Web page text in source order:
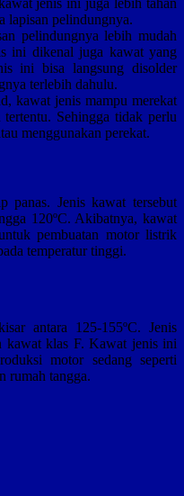
lapisan pelindungnya.
pelindungnya lebih mudah
ini dikenal juga kawat yang
ini bisa langsung disolder
terlebih dahulu.
kawat jenis mampu merekat
Sehingga tidak perlu
menggunakan perekat.
panas. Jenis kawat tersebut
120ºC. Akibatnya, kawat
pembuatan motor listrik
temperatur tinggi.
antara 125-155ºC. Jenis
kawat klas F. Kawat jenis ini
motor sedang seperti
rumah tangga.